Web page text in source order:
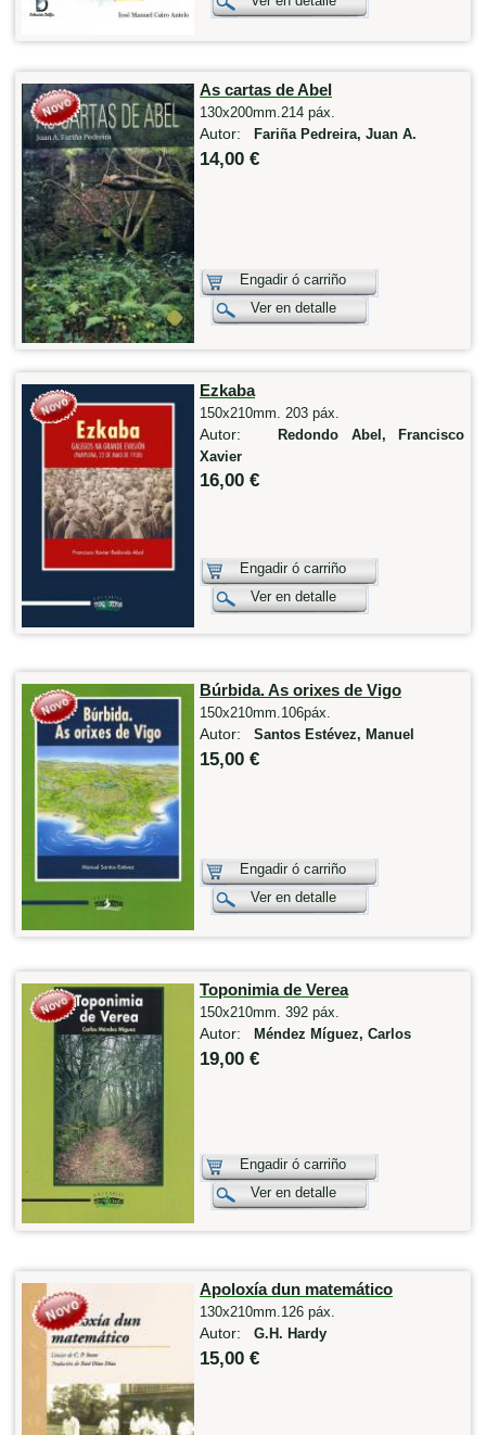
As cartas de Abel
130x200mm.214 páx.
Autor: Fariña Pedreira, Juan A.
14,00 €
Engadir ó carriño
Ver en detalle
Ezkaba
150x210mm. 203 páx.
Autor:Redondo Abel, Francisco
Xavier
16,00 €
Engadir ó carriño
Ver en detalle
Búrbida. As orixes de Vigo
150x210mm.106páx.
Autor: Santos Estévez, Manuel
15,00 €
Engadir ó carriño
Ver en detalle
Toponimia de Verea
150x210mm. 392 páx.
Autor: Méndez Míguez, Carlos
19,00 €
Engadir ó carriño
Ver en detalle
Apoloxía dun matemático
130x210mm.126 páx.
Autor: G.H. Hardy
15,00 €